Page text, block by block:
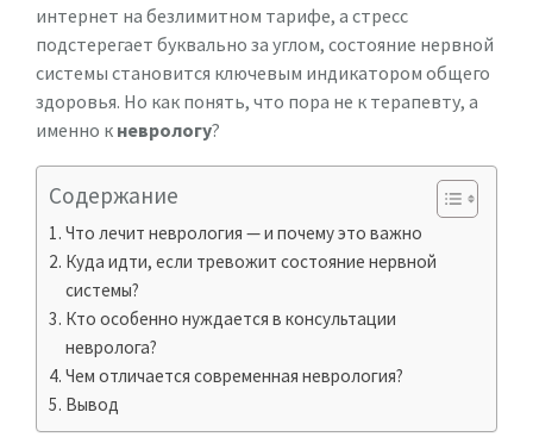
интернет на безлимитном тарифе, а стресс
подстерегает буквально за углом, состояние нервной
системы становится ключевым индикатором общего
здоровья. Но как понять, что пора не к терапевту, а
именно к неврологу?
Содержание
Что лечит неврология — и почему это важно
Куда идти, если тревожит состояние нервной
системы?
Кто особенно нуждается в консультации
невролога?
Чем отличается современная неврология?
Вывод